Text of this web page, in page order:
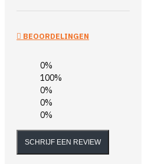
BEOORDELINGEN
0%
100%
0%
0%
0%
SCHRIJF EEN REVIEW